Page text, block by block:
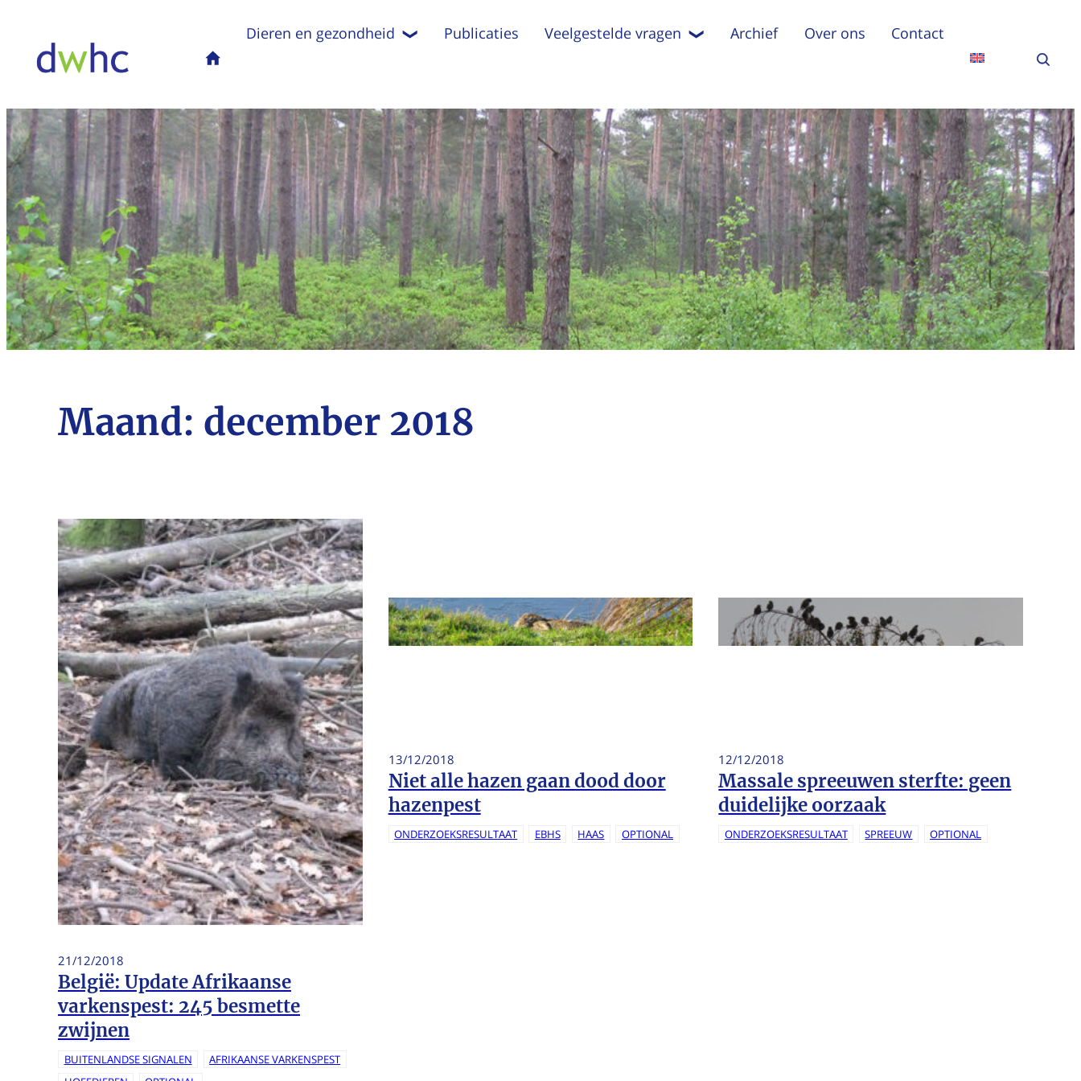
Dieren en gezondheid Publicaties Veelgestelde vragen Archief Over ons Contact
Maand: december 2018
21/12/2018
België: Update Afrikaanse
varkenspest: 245 besmette
zwijnen
BUITENLANDSE SIGNALEN
AFRIKAANSE VARKENSPEST
13/12/2018
Niet alle hazen gaan dood door
hazenpest
ONDERZOEKSRESULTAAT EBHS HAAS OPTIONAL
12/12/2018
Massale spreeuwen sterfte: geen
duidelijke oorzaak
ONDERZOEKSRESULTAAT SPREEUW OPTIONAL